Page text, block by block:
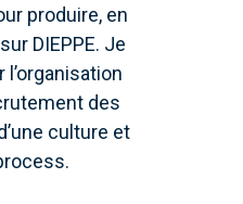
produire, en
DIEPPE. Je
des
culture et